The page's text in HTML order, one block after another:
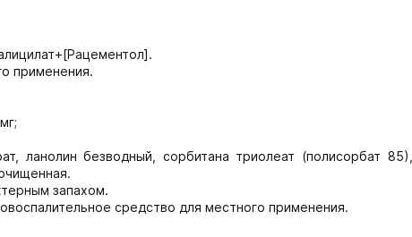
применения.
ланолин безводный, сорбитана триолеат (полисорбат
запахом.
средство для местного применения.